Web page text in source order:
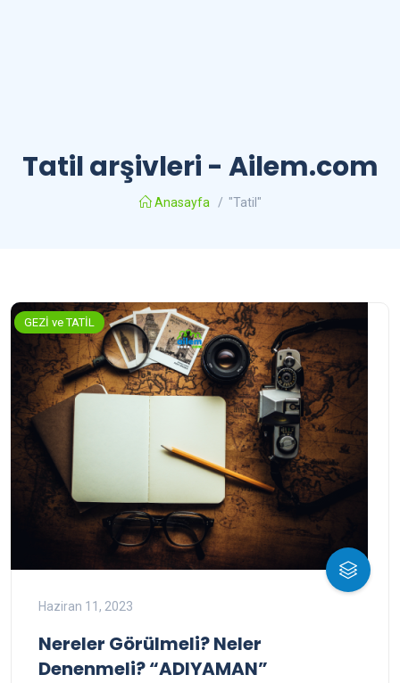
Tatil arşivleri - Ailem.com
Anasayfa / "Tatil"
GEZİ ve TATİL
Haziran 11, 2023
Nereler Görülmeli? Neler
Denenmeli? “ADIYAMAN”